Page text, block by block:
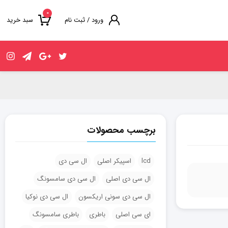
۰
سبد خرید ورود / ثبت نام
برچسب محصولات
lcd اسپیکر اصلی
ال سی دی
ال سی دی اصلی
ال سی دی سامسونگ
ال سی دی سونی اریکسون
ال سی دی نوکیا
ای سی اصلی
باطری
باطری سامسونگ